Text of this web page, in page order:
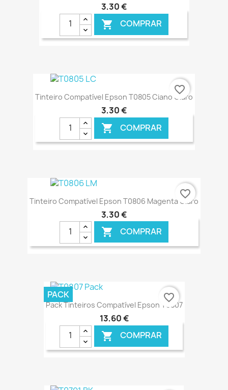
3,30 €
 COMPRAR
€ ONLINE
Tinteiro Compatível Epson T0805 Ciano Claro
3,30 €
 COMPRAR
€ ONLINE
favorite_border
Tinteiro Compatível Epson T0806 Magenta Claro
3,30 €
 COMPRAR
€ ONLINE
favorite_border
Pack Tinteiros Compatível Epson T0807
13,60 €
 COMPRAR
PACK favorite_border